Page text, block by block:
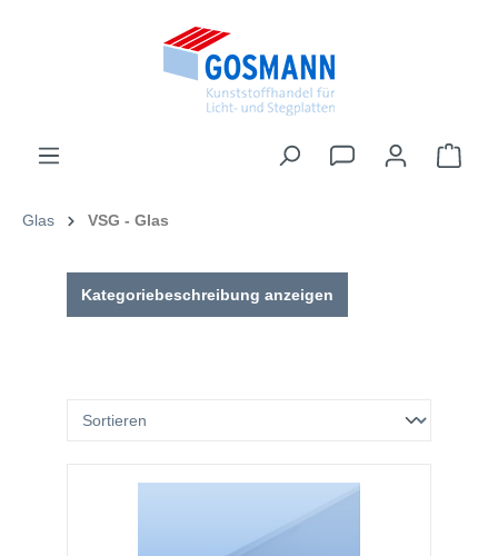
Glas VSG - Glas
Kategoriebeschreibung anzeigen